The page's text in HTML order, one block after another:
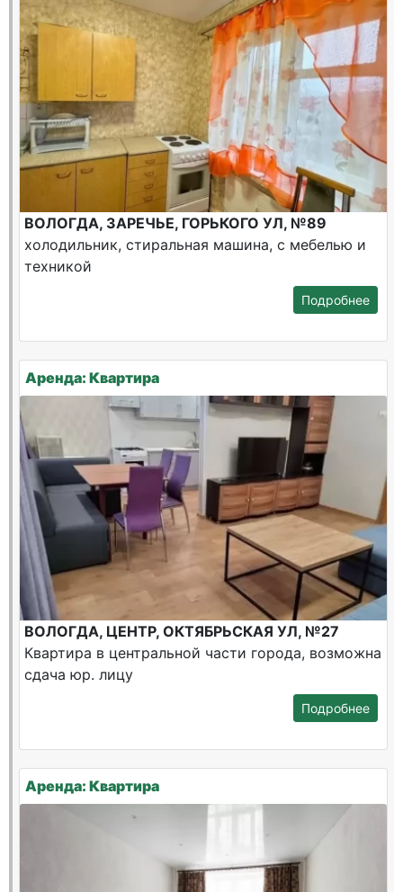
ВОЛОГДА, ЗАРЕЧЬЕ, ГОРЬКОГО УЛ, №89
холодильник, стиральная машина, с мебелью и
техникой
Подробнее
Аренда: Квартира
ВОЛОГДА, ЦЕНТР, ОКТЯБРЬСКАЯ УЛ, №27
Квартира в центральной части города, возможна
сдача юр. лицу
Подробнее
Аренда: Квартира